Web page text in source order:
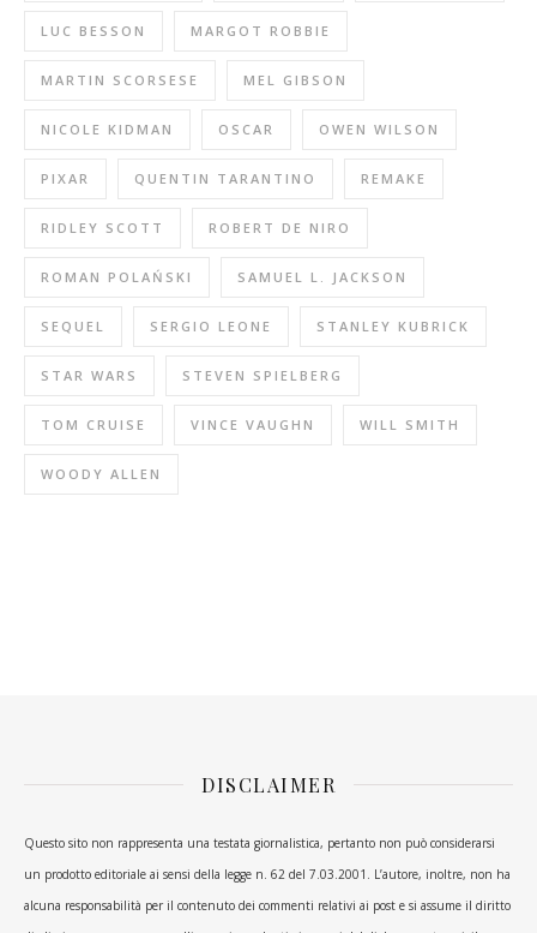
LUC BESSON MARGOT ROBBIE
MARTIN SCORSESE MEL GIBSON
NICOLE KIDMAN OSCAR OWEN WILSON
PIXAR QUENTIN TARANTINO REMAKE
RIDLEY SCOTT ROBERT DE NIRO
ROMAN POLAŃSKI SAMUEL L. JACKSON
SEQUEL SERGIO LEONE STANLEY KUBRICK
STAR WARS STEVEN SPIELBERG
TOM CRUISE VINCE VAUGHN WILL SMITH
WOODY ALLEN
DISCLAIMER
Questo sito non rappresenta una testata giornalistica, pertanto non può considerarsi
un prodotto editoriale ai sensi della legge n. 62 del 7.03.2001. L’autore, inoltre, non ha
alcuna responsabilità per il contenuto dei commenti relativi ai post e si assume il diritto